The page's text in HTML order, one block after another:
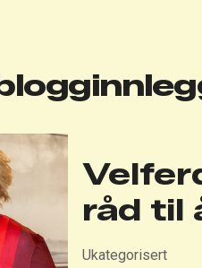
råd til
Ukategorisert